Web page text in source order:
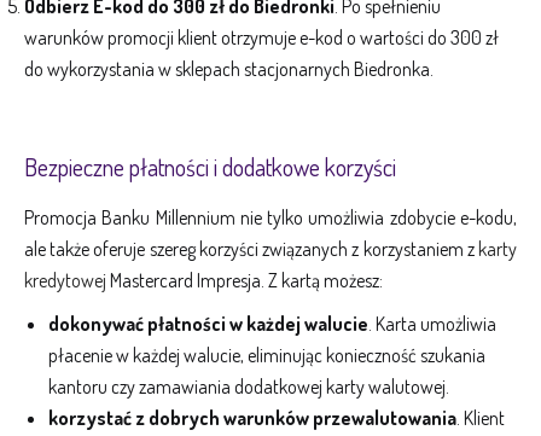
Odbierz E-kod do 300 zł do Biedronki. Po spełnieniu
warunków promocji klient otrzymuje e-kod o wartości do 300 zł
do wykorzystania w sklepach stacjonarnych Biedronka.
Bezpieczne płatności i dodatkowe korzyści
Promocja Banku Millennium nie tylko umożliwia zdobycie e-kodu,
ale także oferuje szereg korzyści związanych z korzystaniem z karty
kredytowej Mastercard Impresja. Z kartą możesz:
dokonywać płatności w każdej walucie. Karta umożliwia
płacenie w każdej walucie, eliminując konieczność szukania
kantoru czy zamawiania dodatkowej karty walutowej.
korzystać z dobrych warunków przewalutowania. Klient